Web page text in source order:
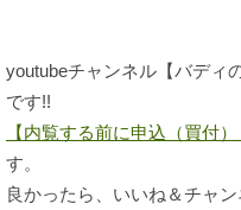
youtubeチャンネル【バディ
です!!
【内覧する前に申込（買付）
す。
良かったら、いいね＆チャ